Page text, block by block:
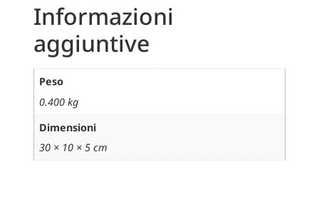
Informazioni
aggiuntive
Peso
0.400 kg
Dimensioni
30 × 10 × 5 cm